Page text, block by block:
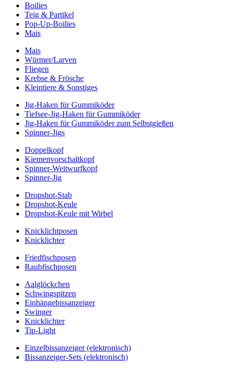
Boilies
Teig & Partikel
Pop-Up-Boilies
Mais
Mais
Würmer/Larven
Fliegen
Krebse & Frösche
Kleintiere & Sonstiges
Jig-Haken für Gummiköder
Tiefsee-Jig-Haken für Gummiköder
Jig-Haken für Gummiköder zum Selbstgießen
Spinner-Jigs
Doppelkopf
Kiemenvorschaltkopf
Spinner-Weitwurfkopf
Spinner-Jig
Dropshot-Stab
Dropshot-Keule
Dropshot-Keule mit Wirbel
Knicklichtposen
Knicklichter
Friedfischposen
Raubfischposen
Aalglöckchen
Schwingspitzen
Einhängebissanzeiger
Swinger
Knicklichter
Tip-Light
Einzelbissanzeiger (elektronisch)
Bissanzeiger-Sets (elektronisch)